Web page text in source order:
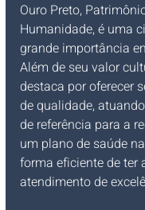
Ouro Preto,
Humanidade, é uma
grande importância
Além de seu valor
destaca por oferecer
de qualidade,
de referência para a
um plano de saúde
forma eficiente de ter
atendimento de